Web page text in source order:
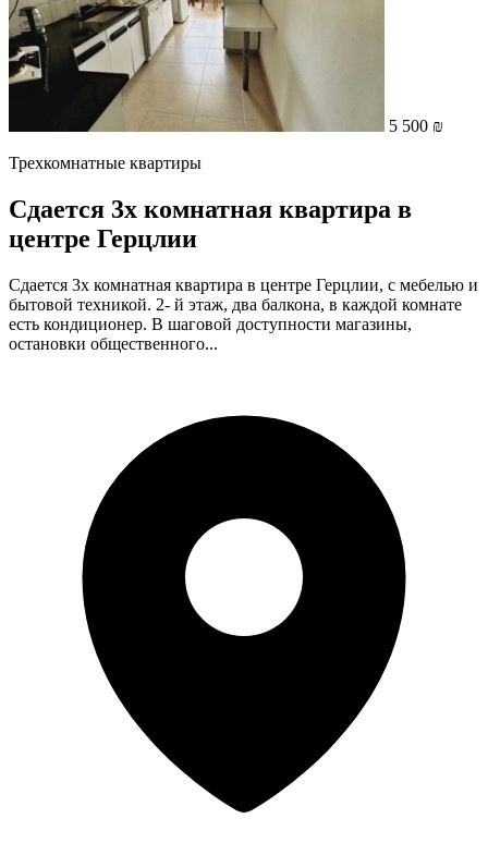
5 500 ₪
Трехкомнатные квартиры
Сдается 3х комнатная квартира в
центре Герцлии
Сдается 3х комнатная квартира в центре Герцлии, с мебелью и
бытовой техникой. 2- й этаж, два балкона, в каждой комнате
есть кондиционер. В шаговой доступности магазины,
остановки общественного...